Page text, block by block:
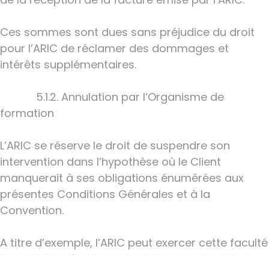
Ces sommes sont dues sans préjudice du droit
pour l’ARIC de réclamer des dommages et
intérêts supplémentaires.
5.1.2. Annulation par l’Organisme de
formation
L’ARIC se réserve le droit de suspendre son
intervention dans l’hypothèse où le Client
manquerait à ses obligations énumérées aux
présentes Conditions Générales et à la
Convention.
A titre d’exemple, l’ARIC peut exercer cette faculté